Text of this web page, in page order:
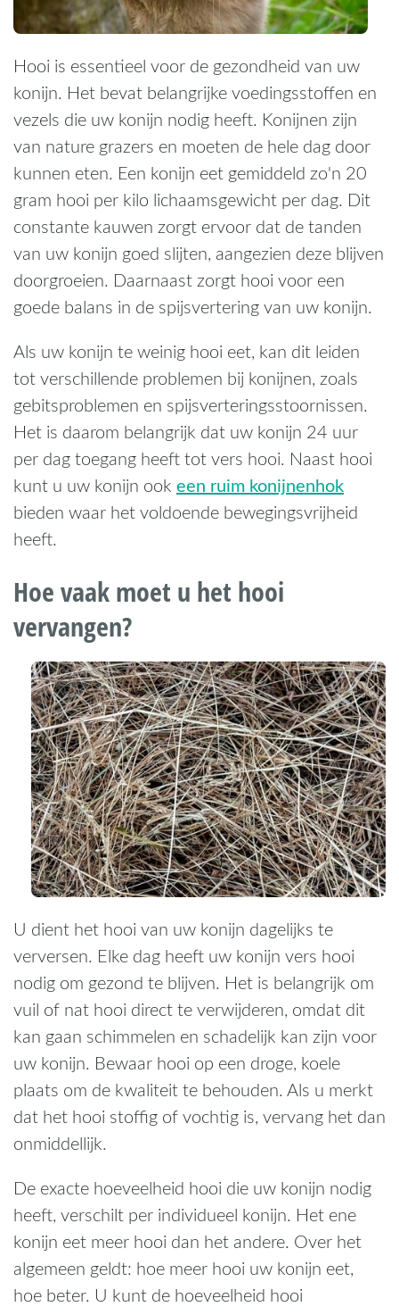
Hooi is essentieel voor de gezondheid van uw
konijn. Het bevat belangrijke voedingsstoffen en
vezels die uw konijn nodig heeft. Konijnen zijn
van nature grazers en moeten de hele dag door
kunnen eten. Een konijn eet gemiddeld zo'n 20
gram hooi per kilo lichaamsgewicht per dag. Dit
constante kauwen zorgt ervoor dat de tanden
van uw konijn goed slijten, aangezien deze blijven
doorgroeien. Daarnaast zorgt hooi voor een
goede balans in de spijsvertering van uw konijn.
Als uw konijn te weinig hooi eet, kan dit leiden
tot verschillende problemen bij konijnen, zoals
gebitsproblemen en spijsverteringsstoornissen.
Het is daarom belangrijk dat uw konijn 24 uur
per dag toegang heeft tot vers hooi. Naast hooi
kunt u uw konijn ook een ruim konijnenhok
bieden waar het voldoende bewegingsvrijheid
heeft.
Hoe vaak moet u het hooi
vervangen?
U dient het hooi van uw konijn dagelijks te
verversen. Elke dag heeft uw konijn vers hooi
nodig om gezond te blijven. Het is belangrijk om
vuil of nat hooi direct te verwijderen, omdat dit
kan gaan schimmelen en schadelijk kan zijn voor
uw konijn. Bewaar hooi op een droge, koele
plaats om de kwaliteit te behouden. Als u merkt
dat het hooi stoffig of vochtig is, vervang het dan
onmiddellijk.
De exacte hoeveelheid hooi die uw konijn nodig
heeft, verschilt per individueel konijn. Het ene
konijn eet meer hooi dan het andere. Over het
algemeen geldt: hoe meer hooi uw konijn eet,
hoe beter. U kunt de hoeveelheid hooi